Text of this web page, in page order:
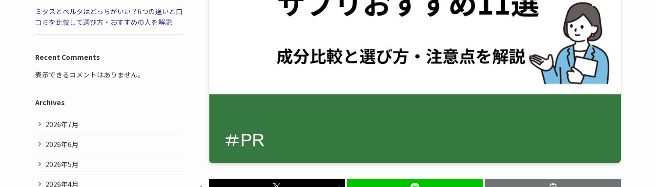
ミタスとベルタはどっちがいい？6つの違いと口
コミを比較して選び方・おすすめの人を解説
Recent Comments
表示できるコメントはありません。
Archives
2026年7月
2026年6月
2026年5月
2026年4月